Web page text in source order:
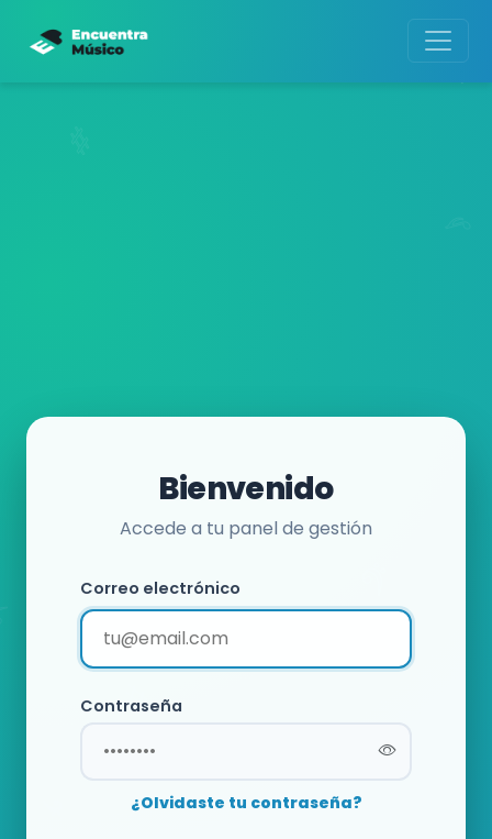
Bienvenido
Accede a tu panel de gestión
Correo electrónico
Contraseña
¿Olvidaste tu contraseña?